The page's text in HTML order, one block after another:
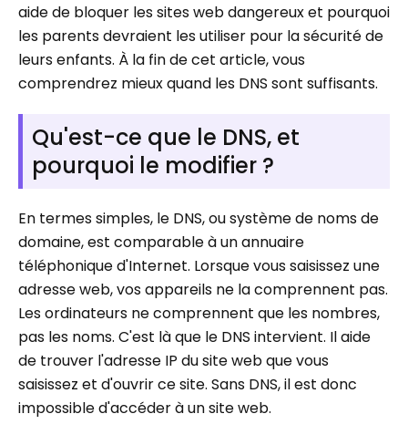
aide de bloquer les sites web dangereux et pourquoi
les parents devraient les utiliser pour la sécurité de
leurs enfants. À la fin de cet article, vous
comprendrez mieux quand les DNS sont suffisants.
Qu'est-ce que le DNS, et
pourquoi le modifier ?
En termes simples, le DNS, ou système de noms de
domaine, est comparable à un annuaire
téléphonique d'Internet. Lorsque vous saisissez une
adresse web, vos appareils ne la comprennent pas.
Les ordinateurs ne comprennent que les nombres,
pas les noms. C'est là que le DNS intervient. Il aide
de trouver l'adresse IP du site web que vous
saisissez et d'ouvrir ce site. Sans DNS, il est donc
impossible d'accéder à un site web.